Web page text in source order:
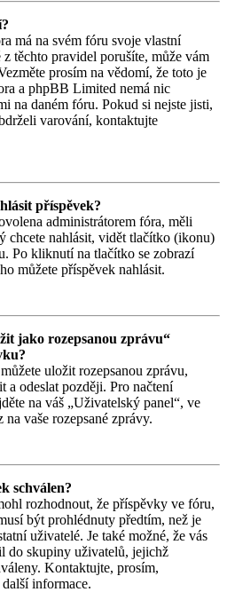
má na svém fóru svoje vlastní
těchto pravidel porušíte, může vám
prosím na vědomí, že toto je
a phpBB Limited nemá nic
na daném fóru. Pokud si nejste jisti,
varování, kontaktujte
příspěvek?
administrátorem fóra, měli
chcete nahlásit, vidět tlačítko (ikonu)
Po kliknutí na tlačítko se zobrazí
můžete příspěvek nahlásit.
jako rozepsanou zprávu“
uložit rozepsanou zprávu,
a odeslat později. Pro načtení
na váš „Uživatelský panel“, ve
na vaše rozepsané zprávy.
schválen?
rozhodnout, že příspěvky ve fóru,
být prohlédnuty předtím, než je
uživatelé. Je také možné, že vás
do skupiny uživatelů, jejichž
Kontaktujte, prosím,
informace.